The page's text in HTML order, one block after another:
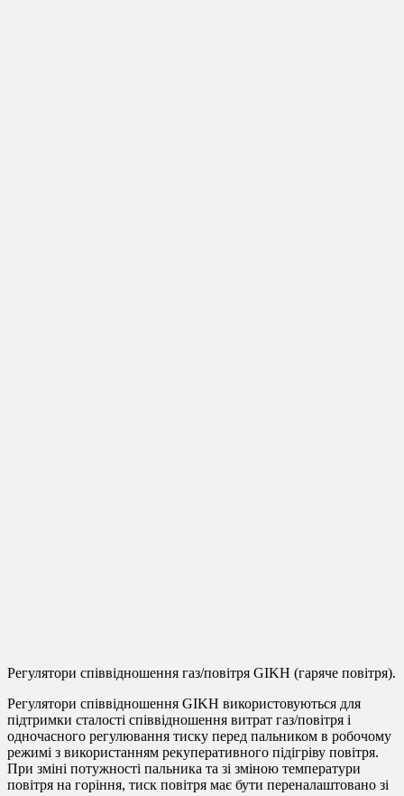
Регулятори співвідношення газ/повітря GIKH (гаряче повітря).
Регулятори співвідношення GIKH використовуються для
підтримки сталості співвідношення витрат газ/повітря і
одночасного регулювання тиску перед пальником в робочому
режимі з використанням рекуперативного підігріву повітря.
При зміні потужності пальника та зі зміною температури
повітря на горіння, тиск повітря має бути переналаштовано зі